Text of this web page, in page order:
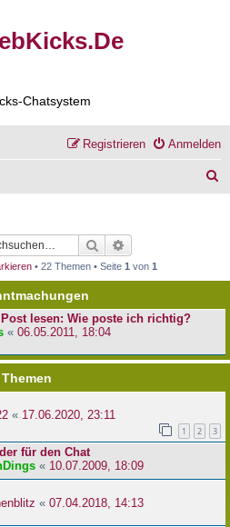
Chatsystem
Anmelden
Registrieren
e
Suche
• 22 Themen • Seite 1 von 1
lesen: Wie poste ich richtig?
« 06.05.2011, 18:04
Themen
« 17.06.2020, 23:11
1 2 3
für den Chat
« 10.07.2009, 18:09
« 07.04.2018, 14:13